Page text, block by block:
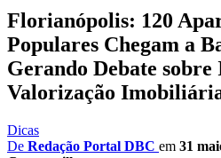
Florianópolis: 120
Populares Chegam a
Gerando Debate sobre
Valorização
Dicas
De Redação Portal DBC em 31